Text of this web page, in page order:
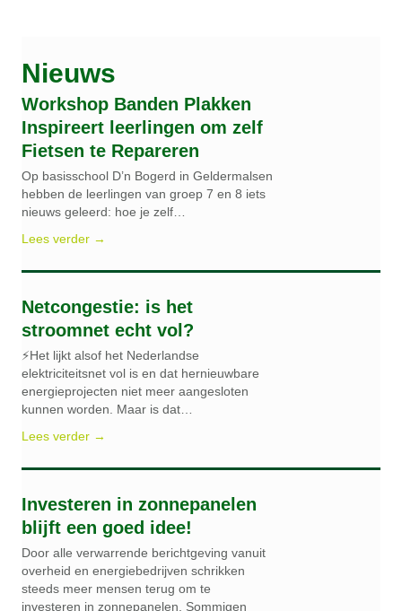
Nieuws
Workshop Banden Plakken
Inspireert leerlingen om zelf
Fietsen te Repareren
Op basisschool D’n Bogerd in Geldermalsen
hebben de leerlingen van groep 7 en 8 iets
nieuws geleerd: hoe je zelf…
Lees verder →
Netcongestie: is het
stroomnet echt vol?
⚡Het lijkt alsof het Nederlandse
elektriciteitsnet vol is en dat hernieuwbare
energieprojecten niet meer aangesloten
kunnen worden. Maar is dat…
Lees verder →
Investeren in zonnepanelen
blijft een goed idee!
Door alle verwarrende berichtgeving vanuit
overheid en energiebedrijven schrikken
steeds meer mensen terug om te
investeren in zonnepanelen. Sommigen